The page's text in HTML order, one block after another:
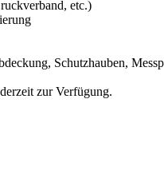
etc.)
Schutzhauben,
zur Verfügung.